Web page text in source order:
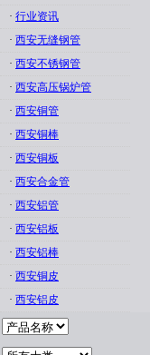
· 行业资讯
· 西安无缝钢管
· 西安不锈钢管
· 西安高压锅炉管
· 西安铜管
· 西安铜棒
· 西安铜板
· 西安合金管
· 西安铝管
· 西安铝板
· 西安铝棒
· 西安铜皮
· 西安铝皮